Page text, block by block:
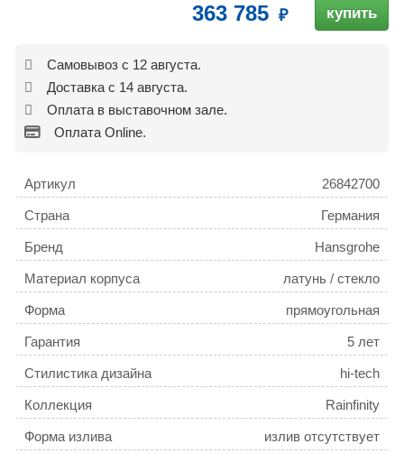
363 785 купить
Самовывоз с 12 августа.
Доставка с 14 августа.
Оплата в выставочном зале.
Оплата Online.
Артикул 26842700
Страна Германия
Бренд Hansgrohe
Материал корпуса латунь / стекло
Форма прямоугольная
Гарантия 5 лет
Стилистика дизайна hi-tech
Коллекция Rainfinity
Форма излива излив отсутствует